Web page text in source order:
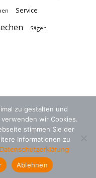
Service
Sägen
Kontakt
zu gestalten und
wir Cookies.
stimmen Sie der
Informationen zu
Datenschutzerklärung
Ablehnen